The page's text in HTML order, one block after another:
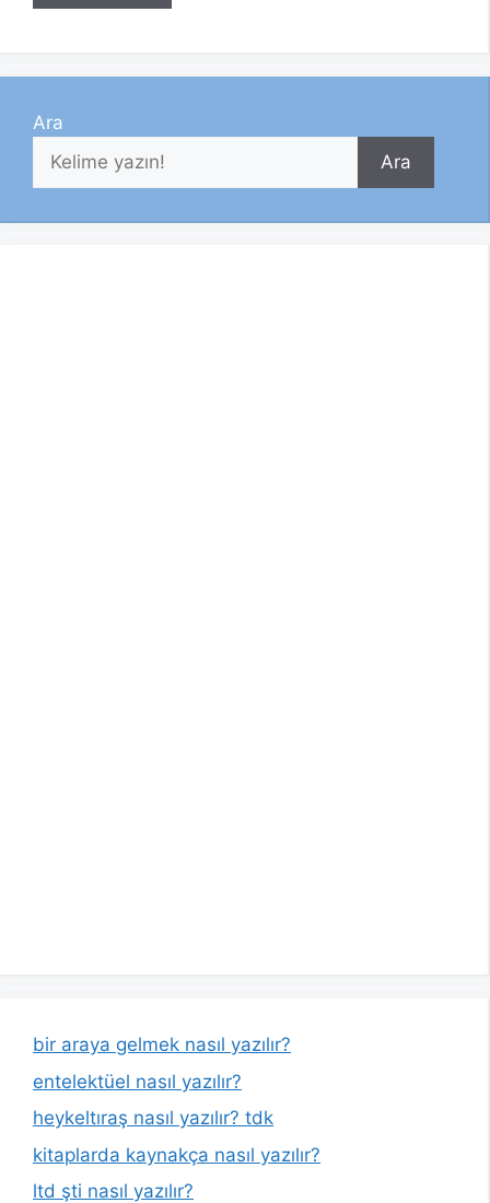
Ara
Ara
bir araya gelmek nasıl yazılır?
entelektüel nasıl yazılır?
heykeltıraş nasıl yazılır? tdk
kitaplarda kaynakça nasıl yazılır?
ltd şti nasıl yazılır?